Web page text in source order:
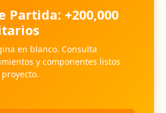
Partida: +200,000
en blanco. Consulta
y componentes listos